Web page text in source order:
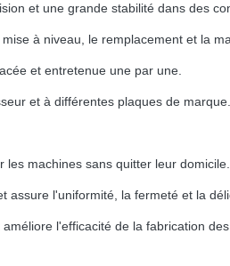
et une grande stabilité dans des
à niveau, le remplacement et la
et entretenue une par une.
et à différentes plaques de marque.
machines sans quitter leur domicile.
l'uniformité, la fermeté et la
l'efficacité de la fabrication des